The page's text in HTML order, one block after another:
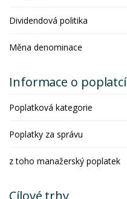
Dividendová politika
Měna denominace
Informace o
Poplatková kategorie
Poplatky za správu
z toho manažerský poplatek
Cílové trhy